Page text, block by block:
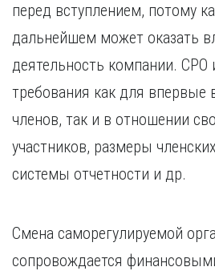
перед вступлением, потому
дальнейшем может оказать
деятельность компании.
требования как для впервые
членов, так и в отношении
участников, размеры
системы отчетности и др.
Смена саморегулируемой
сопровождается